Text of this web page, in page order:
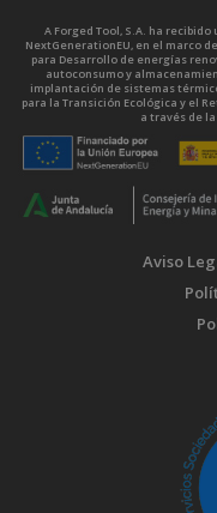
A Forged Tool, S.A. ha
NextGenerationEU, en el marco
para Desarrollo de energías
autoconsumo y
implantación de sistemas
para la Transición Ecológica y el
a través de
Aviso